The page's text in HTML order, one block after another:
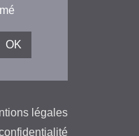
légales